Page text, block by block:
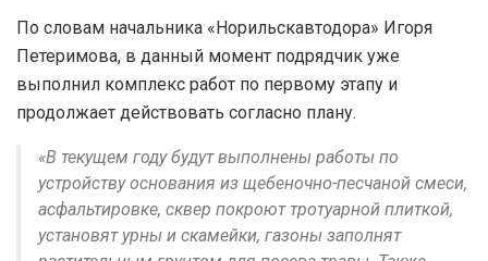
По словам начальника «Норильскавтодора» Игоря
Петеримова, в данный момент подрядчик уже
выполнил комплекс работ по первому этапу и
продолжает действовать согласно плану.
«В текущем году будут выполнены работы по
устройству основания из щебеночно-песчаной смеси,
асфальтировке, сквер покроют тротуарной плиткой,
установят урны и скамейки, газоны заполнят